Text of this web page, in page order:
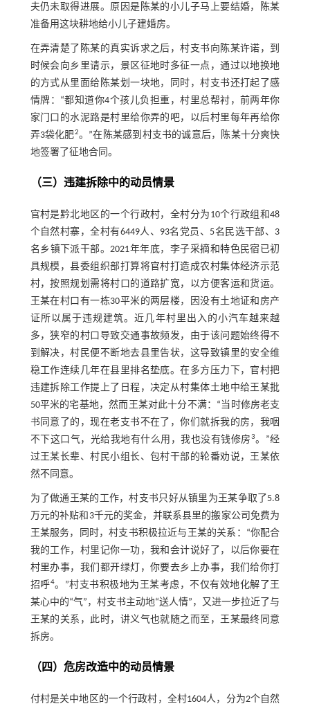
夫仍未取得进展。原因是陈某的小儿子马上要结婚，陈某
准备用这块耕地给小儿子建婚房。
在弄清楚了陈某的真实诉求之后，村支书向陈某许诺，到
时候会向乡里请示，景区征地时多征一点，通过以地换地
的方式从里面给陈某划一块地，同时，村支书还打起了感
情牌：“都知道你4个孩儿负担重，村里总帮衬，前两年你
家门口的水泥路是村里给你弄的吧，以后村里每年再给你
弄3袋化肥2。”在陈某感到村支书的诚意后，陈某十分爽快
地签署了征地合同。
（三）违建拆除中的动员情景
官村是黔北地区的一个行政村，全村分为10个行政组和48
个自然村寨，全村有6449人、93名党员、5名民选干部、3
名乡镇下派干部。2021年年底，李子采摘和特色民宿已初
具规模，县委组织部打算将官村打造成农村集体经济示范
村，按照规划需将村口的道路扩宽，以方便客运和货运。
王某在村口有一栋30平米的两层楼，因没有土地证和房产
证所以属于违规建筑。近几年村里出入的小汽车越来越
多，狭窄的村口导致交通事故频发，由于该问题始终得不
到解决，村民便不断地去县里告状，这导致镇里的安全维
稳工作连续几年在县里排名垫底。在多方压力下，官村把
违建拆除工作提上了日程，决定从村集体土地中给王某批
50平米的宅基地，然而王某对此十分不满：“当时修房老支
书同意了的，现在老支书不在了，你们就拆我的房，我咽
不下这口气，光给我地有什么用，我也没有钱修房3。”经
过王某长辈、村民小组长、包村干部的轮番劝说，王某依
然不同意。
为了做通王某的工作，村支书只好从镇里为王某争取了5.8
万元的补贴和3千元的奖金，并联系县里的搬家公司免费为
王某服务，同时，村支书积极拉近与王某的关系：“你配合
我的工作，村里记你一功，我和会计说好了，以后你要在
村里办事，我们都开绿灯，你要去乡上办事，我们给你打
招呼4。”村支书积极地为王某考虑，不仅有效地化解了王
某心中的“气”，村支书主动地“送人情”，又进一步拉近了与
王某的关系，此时，讲义气也就随之而至，王某最终同意
拆房。
（四）危房改造中的动员情景
付村是关中地区的一个行政村，全村1604人，分为2个自然